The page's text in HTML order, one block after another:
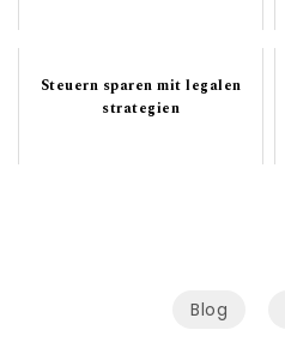
Steuern sparen mit legalen
strategien
Blog